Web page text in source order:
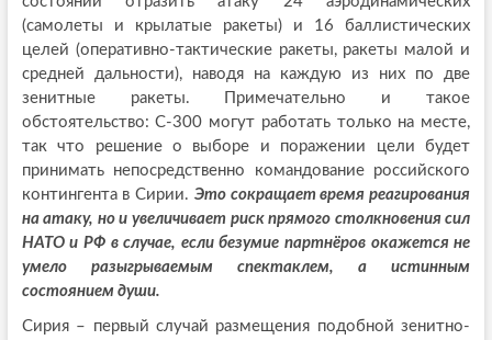
(самолеты и крылатые ракеты) и 16 баллистических
целей (оперативно-тактические ракеты, ракеты малой и
средней дальности), наводя на каждую из них по две
зенитные ракеты. Примечательно и такое
обстоятельство: С-300 могут работать только на месте,
так что решение о выборе и поражении цели будет
принимать непосредственно командование российского
контингента в Сирии. Это сокращает время реагирования
на атаку, но и увеличивает риск прямого столкновения сил
НАТО и РФ в случае, если безумие партнёров окажется не
умело разыгрываемым спектаклем, а истинным
состоянием души.
Сирия – первый случай размещения подобной зенитно-